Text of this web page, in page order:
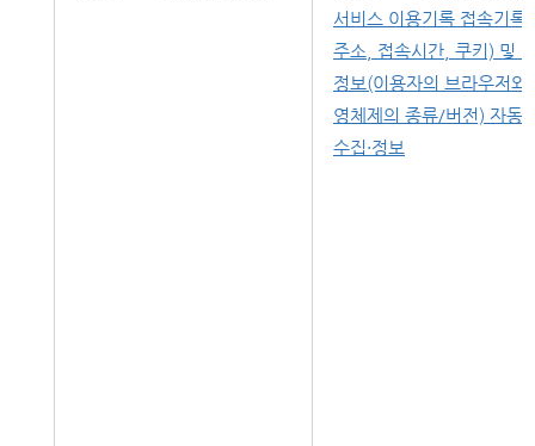
서비스 이용기록 접속기록
주소, 접속시간, 쿠키) 및
정보(이용자의 브라우저와
영체제의 종류/버전) 자동
수집·정보